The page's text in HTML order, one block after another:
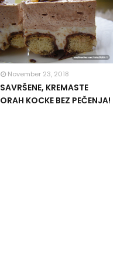
November 23, 2018
SAVRŠENE, KREMASTE
ORAH KOCKE BEZ PEČENJA!